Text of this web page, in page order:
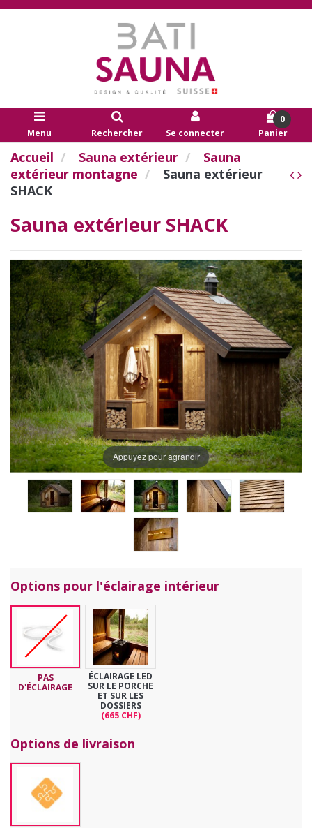
Menu Rechercher Se connecter
0
Panier
Accueil Sauna extérieur
Sauna
extérieur montagne
Sauna extérieur
SHACK
Sauna extérieur SHACK
Appuyez pour agrandir
Options pour l'éclairage intérieur
PAS
D'ÉCLAIRAGE
ÉCLAIRAGE LED
SUR LE PORCHE
ET SUR LES
DOSSIERS
(665 CHF)
Options de livraison